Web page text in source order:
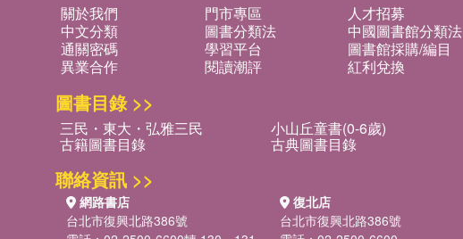
關於我們 門市專區 人才招募
中文分類
圖書分類法 中國圖書館分類法
通關密碼
學習平台 圖書館採購/編目
異業合作
閱讀潮評 紅利兌換
圖書目錄 >>
三民・東大・弘雅三民 小山丘童書(0-6歲)
古籍圖書目錄 古典圖書目錄
聯絡資訊 >>
網路書店
台北市復興北路386號
復北店
台北市復興北路386號